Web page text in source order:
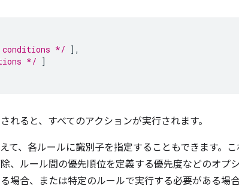
conditions */ ],
*/ ]
れると、すべてのアクションが実行されます。
て、各ルールに識別子を指定することもできます。
、ルール間の優先順位を定義する優先度などのオプ
場合、または特定のルールで実行する必要がある場